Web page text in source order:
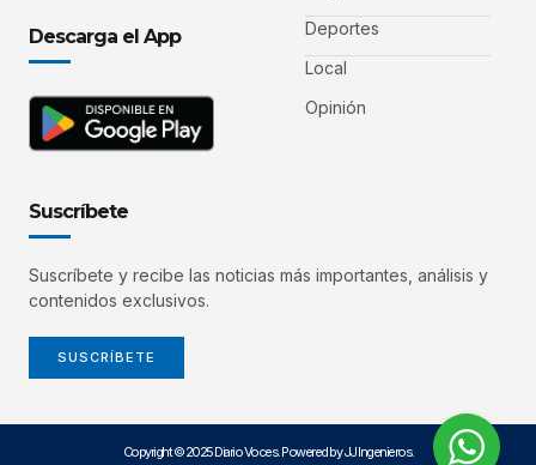
Descarga el App
Deportes
Local
Opinión
Suscríbete
Suscríbete y recibe las noticias más importantes, análisis y
contenidos exclusivos.
SUSCRÍBETE
Copyright © 2025 Diario Voces. Powered by JJ Ingenieros.